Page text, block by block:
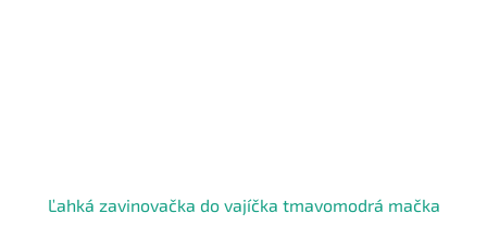
Ľahká zavinovačka do vajíčka tmavomodrá mačka